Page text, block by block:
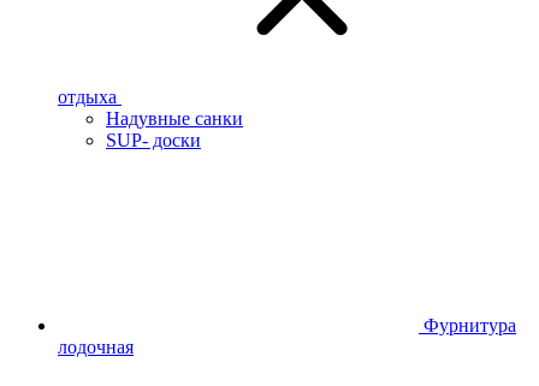
отдыха
Надувные санки
SUP- доски
Фурнитура
лодочная